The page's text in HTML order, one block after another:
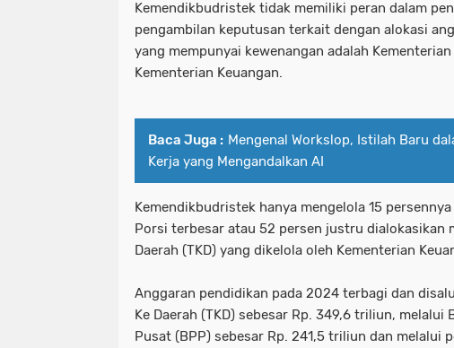
Kemendikbudristek tidak memiliki peran dalam
pengambilan keputusan terkait dengan alokasi
yang mempunyai kewenangan adalah
Kementerian Keuangan.
Baca Juga : Mengenal Workslop, Istilah Baru
Kerja yang Mengandalkan AI
Kemendikbudristek hanya mengelola 15
Porsi terbesar atau 52 persen justru dialokasikan
Daerah (TKD) yang dikelola oleh Kementerian
Anggaran pendidikan pada 2024 terbagi dan
Ke Daerah (TKD) sebesar Rp. 349,6 triliun, melalui
Pusat (BPP) sebesar Rp. 241,5 triliun dan melalui